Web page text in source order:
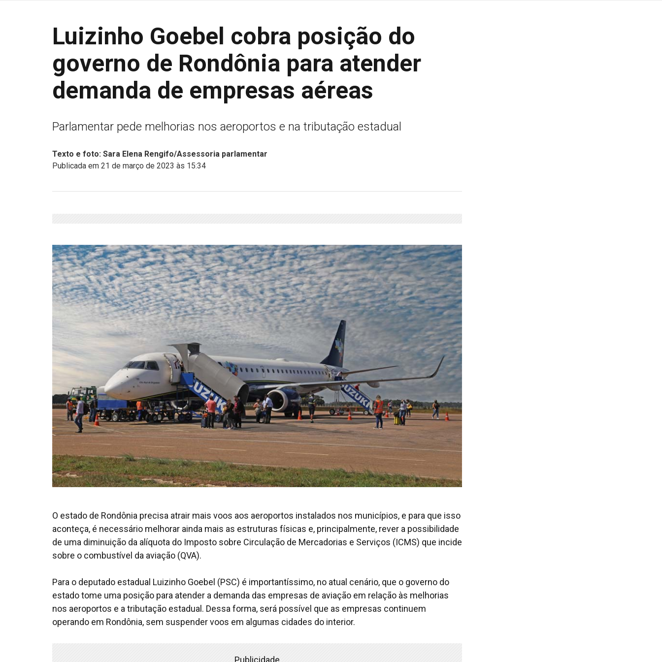
Luizinho Goebel cobra posição do
governo de Rondônia para atender
demanda de empresas aéreas
Parlamentar pede melhorias nos aeroportos e na tributação estadual
Texto e foto: Sara Elena Rengifo/Assessoria parlamentar
Publicada em 21 de março de 2023 às 15:34
O estado de Rondônia precisa atrair mais voos aos aeroportos instalados nos municípios, e para que isso
aconteça, é necessário melhorar ainda mais as estruturas físicas e, principalmente, rever a possibilidade
de uma diminuição da alíquota do Imposto sobre Circulação de Mercadorias e Serviços (ICMS) que incide
sobre o combustível da aviação (QVA).
Para o deputado estadual Luizinho Goebel (PSC) é importantíssimo, no atual cenário, que o governo do
estado tome uma posição para atender a demanda das empresas de aviação em relação às melhorias
nos aeroportos e a tributação estadual. Dessa forma, será possível que as empresas continuem
operando em Rondônia, sem suspender voos em algumas cidades do interior.
Publicidade